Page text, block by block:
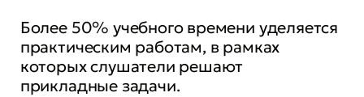
Более 50% учебного времени уделяется
практическим работам, в рамках
которых слушатели решают
прикладные задачи.